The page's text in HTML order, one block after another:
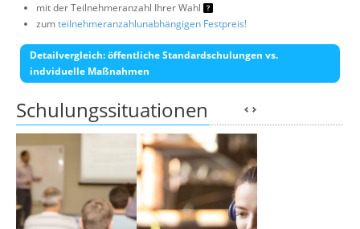
mit der Teilnehmeranzahl Ihrer Wahl
zumteilnehmeranzahlunabhängigen Festpreis!
Detailvergleich: öffentliche Standardschulungen vs.
indviduelle Maßnahmen
Schulungssituationen